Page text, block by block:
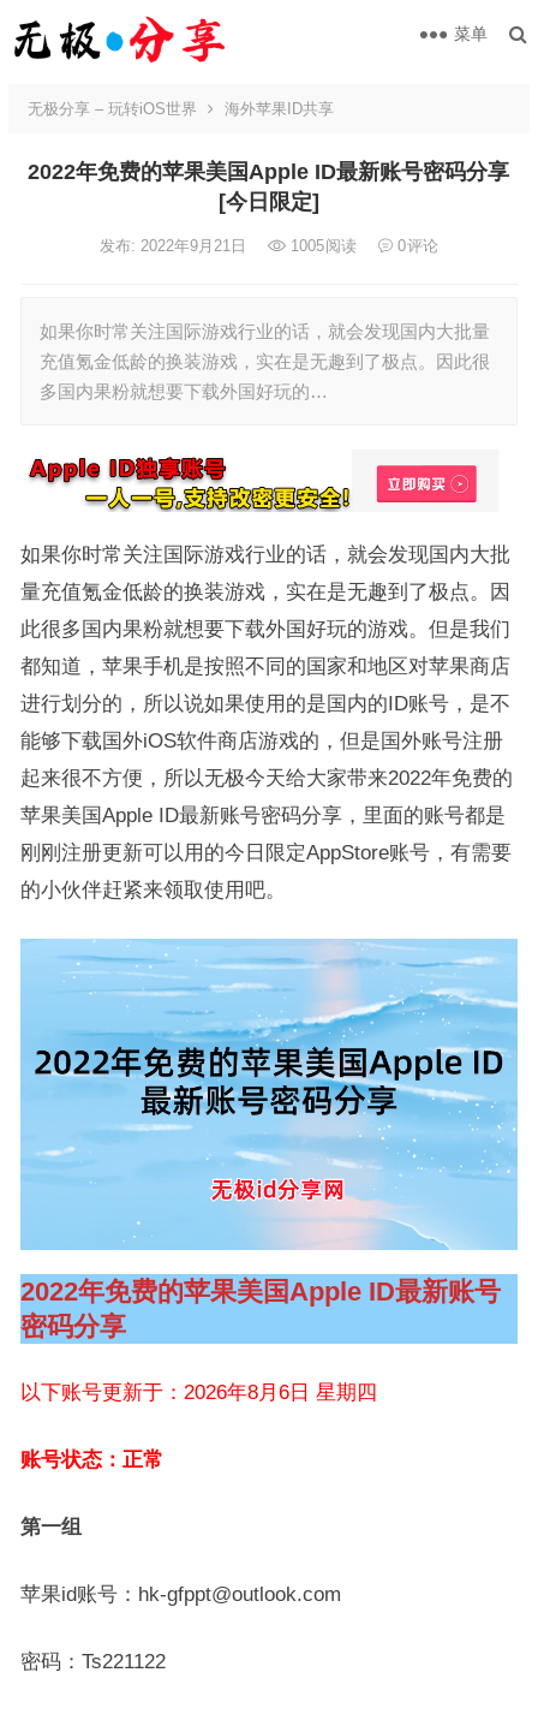
菜单
无极分享 – 玩转iOS世界 海外苹果ID共享
2022年免费的苹果美国Apple ID最新账号密码分享
[今日限定]
发布: 2022年9月21日 1005阅读 0评论
如果你时常关注国际游戏行业的话，就会发现国内大批量
充值氪金低龄的换装游戏，实在是无趣到了极点。因此很
多国内果粉就想要下载外国好玩的…
如果你时常关注国际游戏行业的话，就会发现国内大批
量充值氪金低龄的换装游戏，实在是无趣到了极点。因
此很多国内果粉就想要下载外国好玩的游戏。但是我们
都知道，苹果手机是按照不同的国家和地区对苹果商店
进行划分的，所以说如果使用的是国内的ID账号，是不
能够下载国外iOS软件商店游戏的，但是国外账号注册
起来很不方便，所以无极今天给大家带来2022年免费的
苹果美国Apple ID最新账号密码分享，里面的账号都是
刚刚注册更新可以用的今日限定AppStore账号，有需要
的小伙伴赶紧来领取使用吧。
2022年免费的苹果美国Apple ID最新账号
密码分享
以下账号更新于：2026年8月6日 星期四
账号状态：正常
第一组
苹果id账号：hk-gfppt@outlook.com
密码：Ts221122